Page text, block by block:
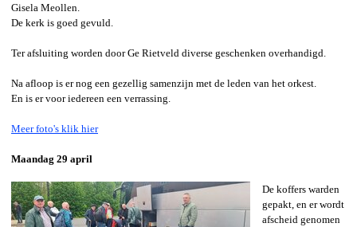
Gisela Meollen.
De kerk is goed gevuld.
Ter afsluiting worden door Ge Rietveld diverse geschenken overhandigd.
Na afloop is er nog een gezellig samenzijn met de leden van het orkest.
En is er voor iedereen een verrassing.
Meer foto's klik hier
Maandag 29 april
De koffers warden
gepakt, en er wordt
afscheid genomen